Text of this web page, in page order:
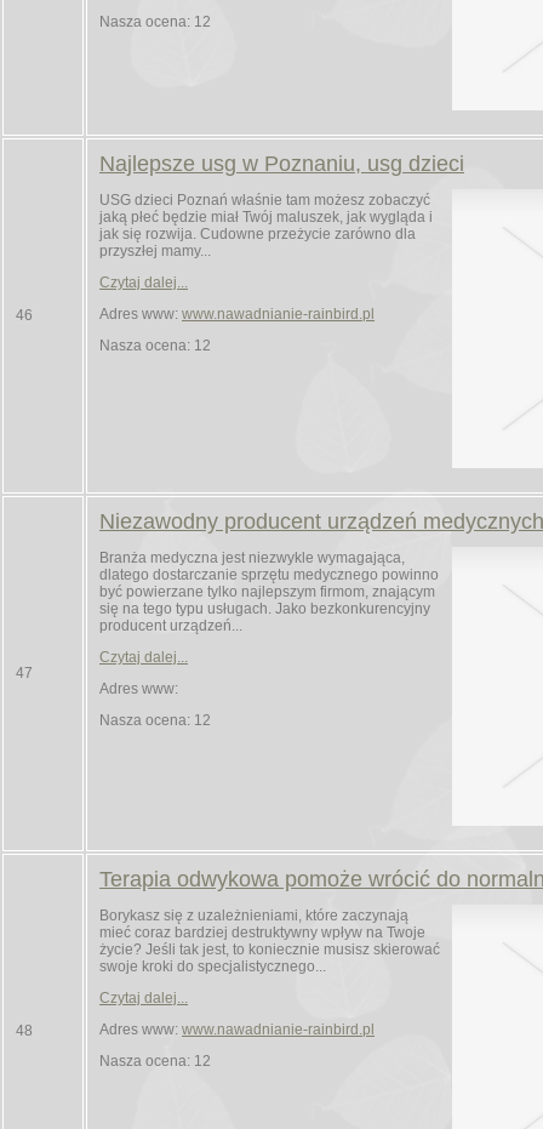
Nasza ocena: 12
46
Najlepsze usg w Poznaniu, usg dzieci
USG dzieci Poznań właśnie tam możesz zobaczyć
jaką płeć będzie miał Twój maluszek, jak wygląda i
jak się rozwija. Cudowne przeżycie zarówno dla
przyszłej mamy...
Czytaj dalej...
Adres www: www.nawadnianie-rainbird.pl
Nasza ocena: 12
47
Niezawodny producent urządzeń medycznych
Branża medyczna jest niezwykle wymagająca,
dlatego dostarczanie sprzętu medycznego powinno
być powierzane tylko najlepszym firmom, znającym
się na tego typu usługach. Jako bezkonkurencyjny
producent urządzeń...
Czytaj dalej...
Adres www:
Nasza ocena: 12
48
Terapia odwykowa pomoże wrócić do
Borykasz się z uzależnieniami, które zaczynają
mieć coraz bardziej destruktywny wpływ na Twoje
życie? Jeśli tak jest, to koniecznie musisz skierować
swoje kroki do specjalistycznego...
Czytaj dalej...
Adres www: www.nawadnianie-rainbird.pl
Nasza ocena: 12